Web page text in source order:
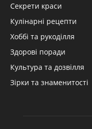
Секрети краси
Кулінарні рецепти
Хоббі та рукоділля
Здорові поради
Культура та дозвілля
Зірки та знаменитості